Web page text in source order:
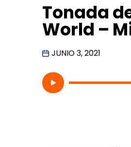
Tonada
World –
JUNIO 3, 2021